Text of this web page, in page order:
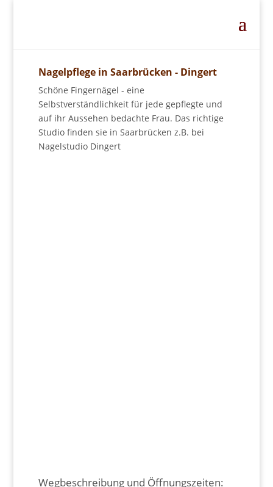
Nagelpflege in Saarbrücken - Dingert
Schöne Fingernägel - eine
Selbstverständlichkeit für jede gepflegte und
auf ihr Aussehen bedachte Frau. Das richtige
Studio finden sie in Saarbrücken z.B. bei
Nagelstudio Dingert
Wegbeschreibung und Öffnungszeiten: